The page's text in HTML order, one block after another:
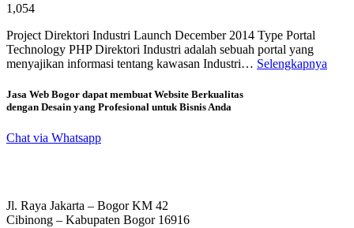
1,054
Project Direktori Industri Launch December 2014 Type Portal
Technology PHP Direktori Industri adalah sebuah portal yang
menyajikan informasi tentang kawasan Industri… Selengkapnya
Jasa Web Bogor dapat membuat Website Berkualitas
dengan Desain yang Profesional untuk Bisnis Anda
Chat via Whatsapp
Jl. Raya Jakarta – Bogor KM 42
Cibinong – Kabupaten Bogor 16916